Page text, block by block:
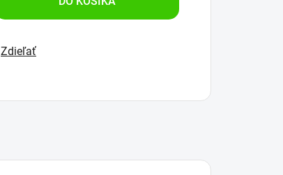
Zdieľať